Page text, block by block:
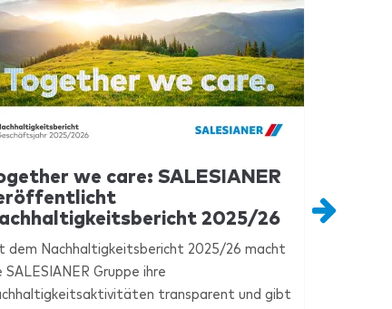
we care: SALESIANER
2025/26
dem Nachhaltigkeitsbericht 2025/26 macht
SALESIANER Gruppe ihre
transparent und gibt